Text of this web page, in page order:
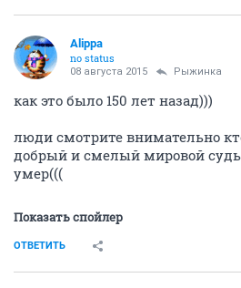
рядом с елкой, селфи в халате
ОТВЕТИТЬ
activist
19 марта 2015 Рыжинка
Никогда не врите на
или иметь очень скромное